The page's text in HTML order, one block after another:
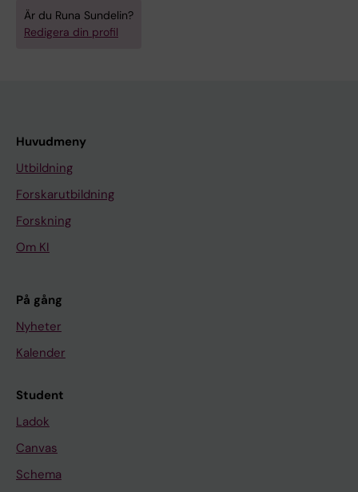
Är du Runa Sundelin?
Redigera din profil
Huvudmeny
Utbildning
Forskarutbildning
Forskning
Om KI
På gång
Nyheter
Kalender
Student
Ladok
Canvas
Schema